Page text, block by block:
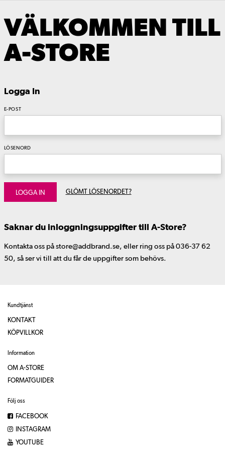
VÄLKOMMEN TILL
A-STORE
Logga In
E-POST
LÖSENORD
LOGGA IN GLÖMT LÖSENORDET?
Saknar du inloggningsuppgifter till A-Store?
Kontakta oss på store@addbrand.se, eller ring oss på 036-37 62
50, så ser vi till att du får de uppgifter som behövs.
Kundtjänst
KONTAKT
KÖPVILLKOR
Information
OM A-STORE
FORMATGUIDER
Följ oss
FACEBOOK
INSTAGRAM
YOUTUBE